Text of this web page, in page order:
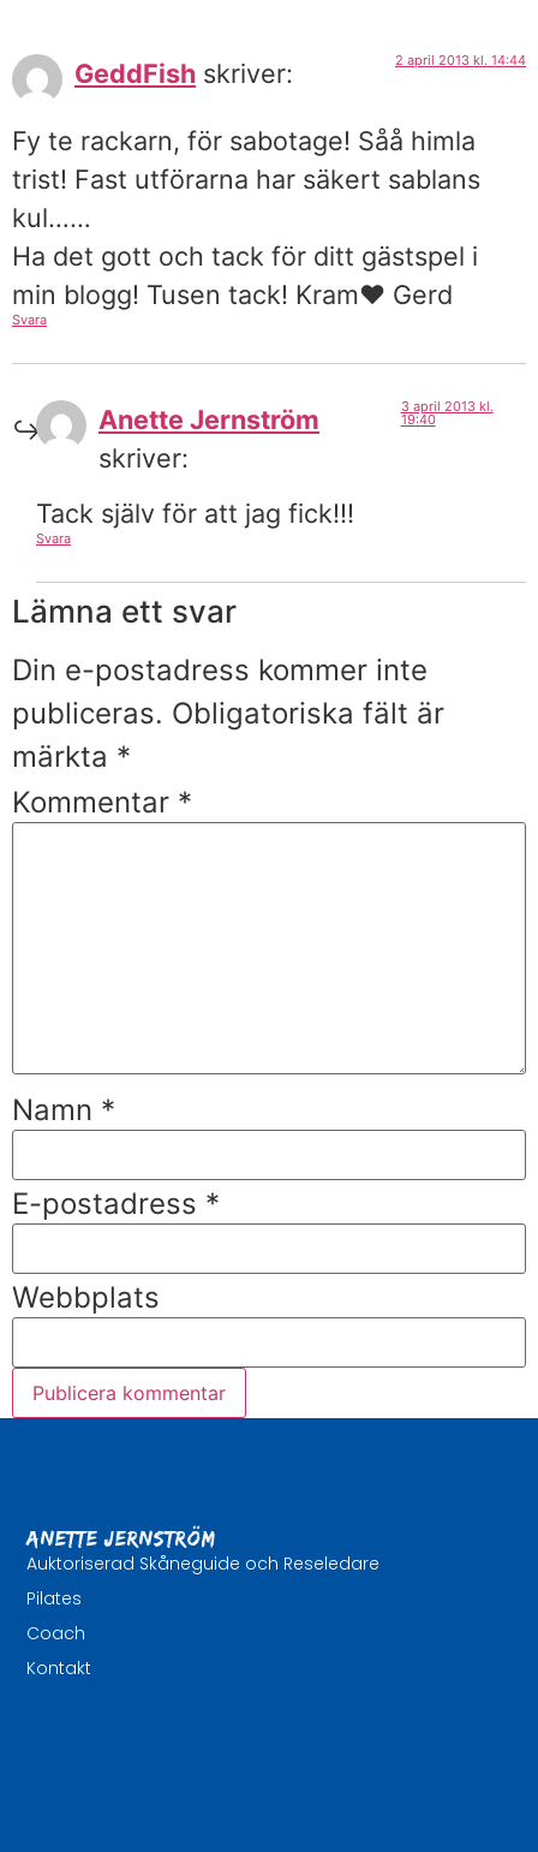
GeddFish skriver: 2 april 2013 kl. 14:44
Fy te rackarn, för sabotage! Såå himla
trist! Fast utförarna har säkert sablans
kul……
Ha det gott och tack för ditt gästspel i
min blogg! Tusen tack! Kram♥ Gerd
Svara
Anette Jernström
skriver:
3 april 2013 kl.
19:40
Tack själv för att jag fick!!!
Svara
Lämna ett svar
Din e-postadress kommer inte
publiceras. Obligatoriska fält är
märkta *
Kommentar *
Namn *
E-postadress *
Webbplats
Anette Jernström
Auktoriserad Skåneguide och Reseledare
Pilates
Coach
Kontakt